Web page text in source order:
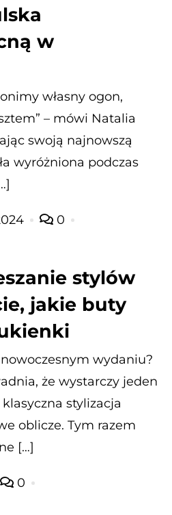
w
własny ogon,
– mówi Natalia
swoją najnowszą
wyróżniona podczas
0
stylów
jakie buty
wydaniu?
że wystarczy jeden
stylizacja
oblicze. Tym razem
[…]
0